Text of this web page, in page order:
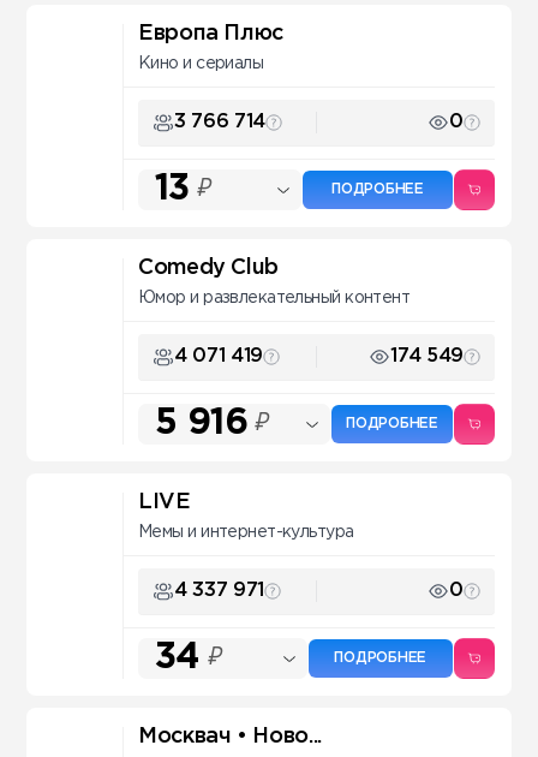
Европа Плюс
Кино и сериалы
3 766 714 0
13 ₽ ПОДРОБНЕЕ
Comedy Club
Юмор и развлекательный контент
4 071 419 174 549
5 916 ₽ ПОДРОБНЕЕ
LIVE
Мемы и интернет-культура
4 337 971 0
34 ₽ ПОДРОБНЕЕ
Москвач • Ново...